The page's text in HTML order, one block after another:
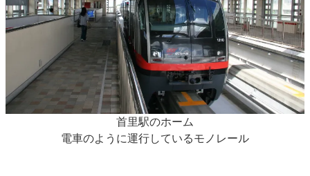
首里駅のホーム
電車のように運行しているモノレール